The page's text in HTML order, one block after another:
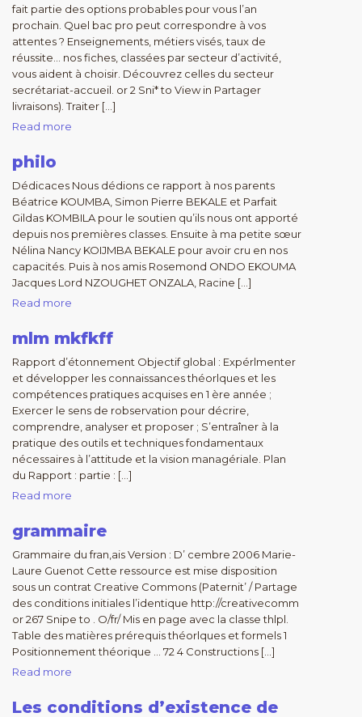
fait partie des options probables pour vous l’an
prochain. Quel bac pro peut correspondre à vos
attentes ? Enseignements, métiers visés, taux de
réussite… nos fiches, classées par secteur d’activité,
vous aident à choisir. Découvrez celles du secteur
secrétariat-accueil. or 2 Sni* to View in Partager
livraisons). Traiter […]
Read more
philo
Dédicaces Nous dédions ce rapport à nos parents
Béatrice KOUMBA, Simon Pierre BEKALE et Parfait
Gildas KOMBILA pour le soutien qu’ils nous ont apporté
depuis nos premières classes. Ensuite à ma petite sœur
Nélina Nancy KOIJMBA BEKALE pour avoir cru en nos
capacités. Puis à nos amis Rosemond ONDO EKOUMA
Jacques Lord NZOUGHET ONZALA, Racine […]
Read more
mlm mkfkff
Rapport d’étonnement Objectif global : Expérlmenter
et développer les connaissances théorlques et les
compétences pratiques acquises en 1 ère année ;
Exercer le sens de robservation pour décrire,
comprendre, analyser et proposer ; S’entraîner à la
pratique des outils et techniques fondamentaux
nécessaires à l’attitude et la vision managériale. Plan
du Rapport : partie : […]
Read more
grammaire
Grammaire du fran,ais Version : D’ cembre 2006 Marie-
Laure Guenot Cette ressource est mise disposition
sous un contrat Creative Commons (Paternit’ / Partage
des conditions initiales l’identique http://creativecomm
or 267 Snipe to . O/fr/ Mis en page avec la classe thlpl.
Table des matières prérequis théorlques et formels 1
Positionnement théorique … 72 4 Constructions […]
Read more
Les conditions d’existence de